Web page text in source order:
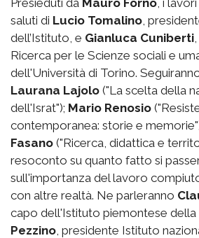
saluti di Lucio Tomalino ,
dell’Istituto, e Gianluca Cuniberti
Ricerca per le Scienze sociali e
dell'Università di Torino.
Laurana Lajolo ("La scelta della
dell'Israt"); Mario Renosio
contemporanea: storie e
Fasano ("Ricerca, didattica e
resoconto su quanto fatto si
sull'importanza del lavoro
con altre realtà. Ne parleranno
capo dell'Istituto piemontese della
Pezzino , presidente Istituto